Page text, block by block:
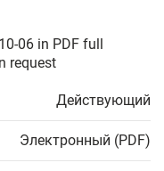
06 in PDF full
request
Действующий
Электронный (PDF)